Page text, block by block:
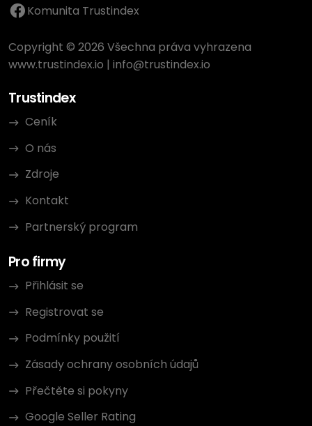
Komunita Trustindex
Copyright © 2026 Všechna práva vyhrazena
www.trustindex.io | info@trustindex.io
Trustindex
Ceník
O nás
Zdroje
Kontakt
Partnerský program
Pro firmy
Přihlásit se
Registrovat se
Podmínky použití
Zásady ochrany osobních údajů
Přečtěte si pokyny
Google Seller Rating